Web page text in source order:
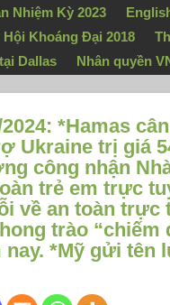
Nhiệm Kỳ 2023
Khoáng Đại 2018
Dallas Nhân quyền
*Hamas
Ukraine trị giá
công nhận
trẻ em trực
về an toàn trực
trào “chiếm
*Mỹ gửi tên